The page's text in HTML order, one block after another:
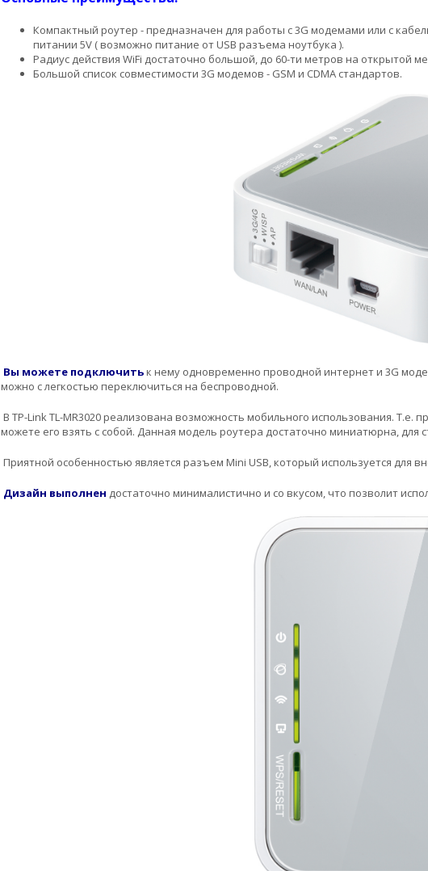
Компактный роутер - предназначен для работы с 3G модемами или с
питании 5V ( возможно питание от USB разъема ноутбука ).
Радиус действия WiFi достаточно большой, до 60-ти метров на открытой
Большой список совместимости 3G модемов - GSM и CDMA стандартов.
Вы можете подключитьк нему одновременно проводной интернет и 3G
можно с легкостью переключиться на беспроводной.
В TP-Link TL-MR3020 реализована возможность мобильного использования.
можете его взять с собой. Данная модель роутера достаточно миниатюрна, для
Приятной особенностью является разъем Mini USB, который используется для
Дизайн выполнен достаточно минималистично и со вкусом, что позволит